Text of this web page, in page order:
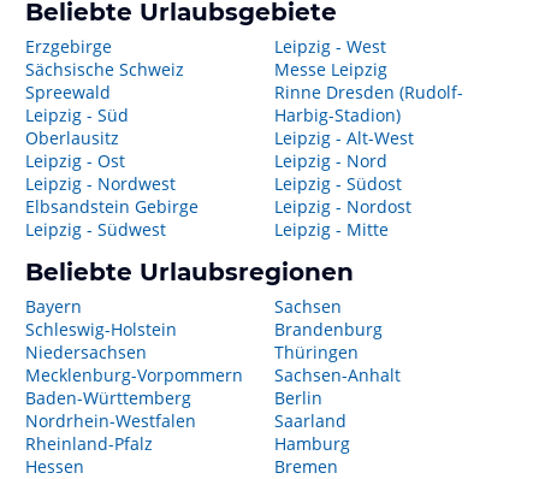
Beliebte Urlaubsgebiete
Erzgebirge
Sächsische Schweiz
Spreewald
Leipzig - Süd
Oberlausitz
Leipzig - Ost
Leipzig - Nordwest
Elbsandstein Gebirge
Leipzig - Südwest
Leipzig - West
Messe Leipzig
Rinne Dresden (Rudolf-
Harbig-Stadion)
Leipzig - Alt-West
Leipzig - Nord
Leipzig - Südost
Leipzig - Nordost
Leipzig - Mitte
Beliebte Urlaubsregionen
Bayern
Schleswig-Holstein
Niedersachsen
Mecklenburg-Vorpommern
Baden-Württemberg
Nordrhein-Westfalen
Rheinland-Pfalz
Hessen
Sachsen
Brandenburg
Thüringen
Sachsen-Anhalt
Berlin
Saarland
Hamburg
Bremen